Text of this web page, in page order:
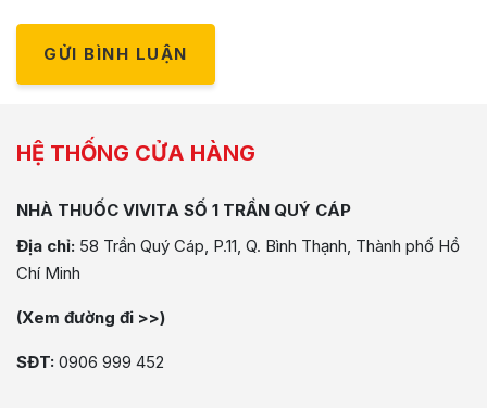
GỬI BÌNH LUẬN
HỆ THỐNG CỬA HÀNG
NHÀ THUỐC VIVITA SỐ 1 TRẦN QUÝ CÁP
Địa chỉ: 58 Trần Quý Cáp, P.11, Q. Bình Thạnh, Thành phố Hồ
Chí Minh
(Xem đường đi >>)
SĐT: 0906 999 452